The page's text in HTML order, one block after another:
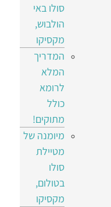
סולו באי
הולבוש,
מקסיקו
המדריך
המלא
לרומא
כולל
מתוקים!
מיומנה של
מטיילת
סולו
בטולום,
מקסיקו